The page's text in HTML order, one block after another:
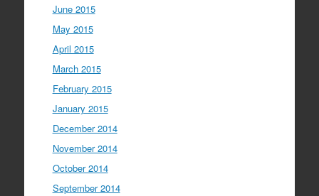
June 2015
May 2015
April 2015
March 2015
February 2015
January 2015
December 2014
November 2014
October 2014
September 2014